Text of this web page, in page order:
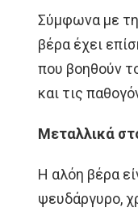
Σύμφωνα με
βέρα έχει
που βοηθούν
και τις
Μεταλλικά
Η αλόη βέρα
ψευδάργυρο,